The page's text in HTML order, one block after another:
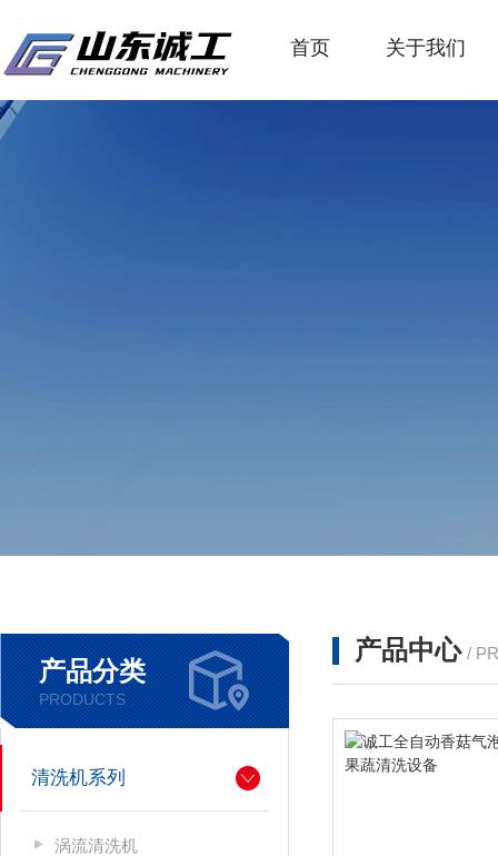
首页 关于我们
产品分类
PRODUCTS
清洗机系列
涡流清洗机
产品中心 /